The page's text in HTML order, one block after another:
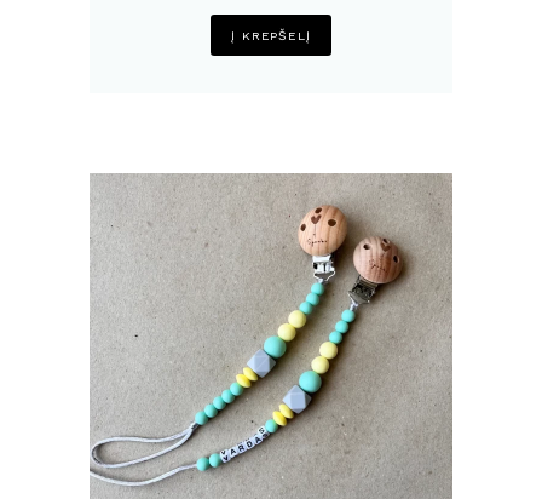
Į KREPŠELĮ